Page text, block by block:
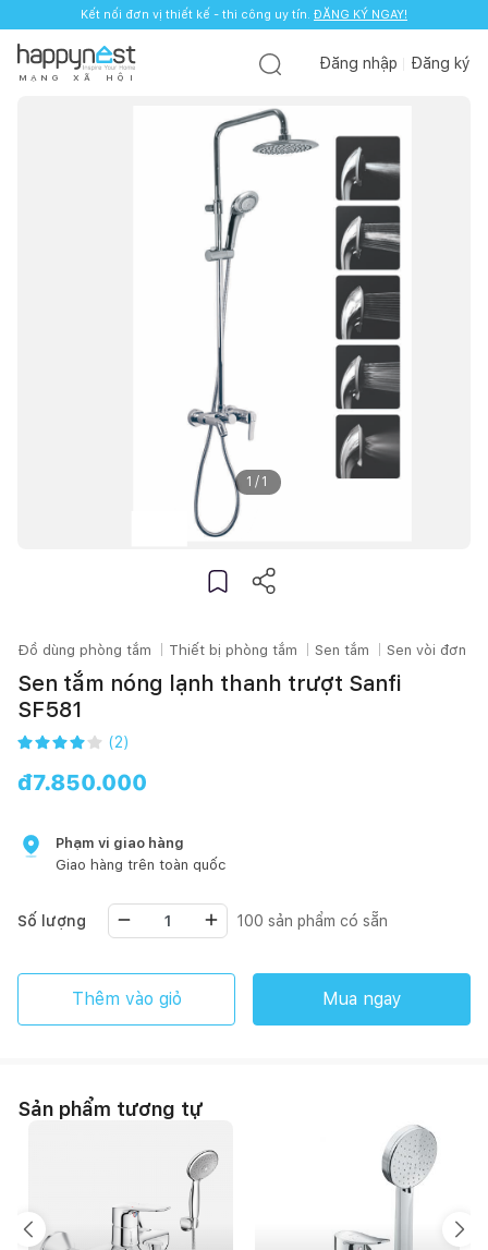
Kết nối đơn vị thiết kế - thi công uy tín. ĐĂNG KÝ NGAY!
M Ạ N G X Ã H Ộ I
Đăng nhập Đăng ký
1 / 1
Đồ dùng phòng tắm Thiết bị phòng tắm Sen tắm Sen vòi đơn
Sen tắm nóng lạnh thanh trượt Sanfi
SF581
(2)
đ7.850.000
Phạm vi giao hàng
Giao hàng trên toàn quốc
Số lượng 100 sản phẩm có sẵn
Thêm vào giỏ Mua ngay
Sản phẩm tương tự